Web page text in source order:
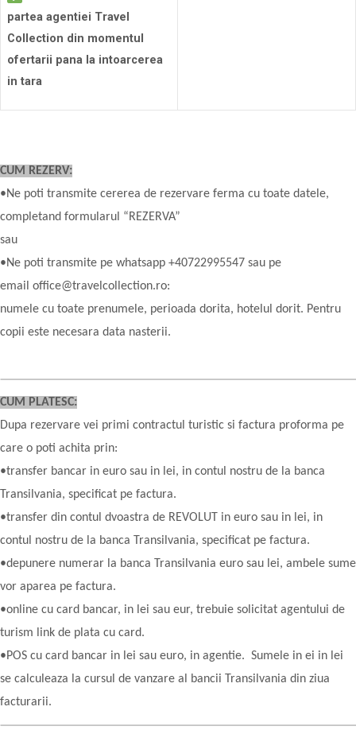
partea agentiei Travel
Collection din momentul
ofertarii pana la intoarcerea
in tara
CUM REZERV:
•Ne poti transmite cererea de rezervare ferma cu toate datele,
completand formularul “REZERVA”
sau
•Ne poti transmite pe whatsapp +40722995547 sau pe
email office@travelcollection.ro:
numele cu toate prenumele, perioada dorita, hotelul dorit. Pentru
copii este necesara data nasterii.
CUM PLATESC:
Dupa rezervare vei primi contractul turistic si factura proforma pe
care o poti achita prin:
•transfer bancar in euro sau in lei, in contul nostru de la banca
Transilvania, specificat pe factura.
•transfer din contul dvoastra de REVOLUT in euro sau in lei, in
contul nostru de la banca Transilvania, specificat pe factura.
•depunere numerar la banca Transilvania euro sau lei, ambele sume
vor aparea pe factura.
•online cu card bancar, in lei sau eur, trebuie solicitat agentului de
turism link de plata cu card.
•POS cu card bancar in lei sau euro, in agentie. Sumele in ei in lei
se calculeaza la cursul de vanzare al bancii Transilvania din ziua
facturarii.